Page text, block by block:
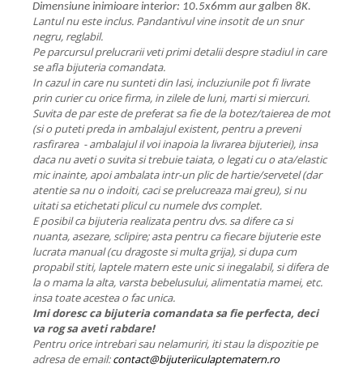
​Dimensiune inimioare interior: 10.5x6mm aur galben 8K.
Lantul nu este inclus. Pandantivul vine insotit de un snur
negru, reglabil.
Pe parcursul prelucrarii veti primi detalii despre stadiul in care
se afla bijuteria comandata.
In cazul in care nu sunteti din Iasi, incluziunile pot fi livrate
prin curier cu orice firma, in zilele de luni, marti si miercuri.
Suvita de par este de preferat sa fie de la botez/taierea de mot
(si o puteti preda in ambalajul existent, pentru a preveni
rasfirarea - ambalajul il voi inapoia la livrarea bijuteriei), insa
daca nu aveti o suvita si trebuie taiata, o legati cu o ata/elastic
mic inainte, apoi ambalata intr-un plic de hartie/servetel (dar
atentie sa nu o indoiti, caci se prelucreaza mai greu), si nu
uitati sa etichetati plicul cu numele dvs complet.
E posibil ca bijuteria realizata pentru dvs. sa difere ca si
nuanta, asezare, sclipire; asta pentru ca fiecare bijuterie este
lucrata manual (cu dragoste si multa grija), si dupa cum
propabil stiti, laptele matern este unic si inegalabil, si difera de
la o mama la alta, varsta bebelusului, alimentatia mamei, etc.
insa toate acestea o fac unica.
Imi doresc ca bijuteria comandata sa fie perfecta, deci
va rog sa aveti rabdare!
Pentru orice intrebari sau nelamuriri, iti stau la dispozitie pe
adresa de email:contact@bijuteriiculaptematern.ro